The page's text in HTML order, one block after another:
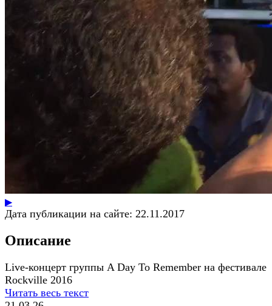
▶
Дата публикации на сайте: 22.11.2017
Описание
Live-концерт группы A Day To Remember на фестивале
Rockville 2016
Читать весь текст